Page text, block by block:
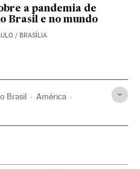
a pandemia de
Brasil e no mundo
/ BRASÍLIA
Brasil América